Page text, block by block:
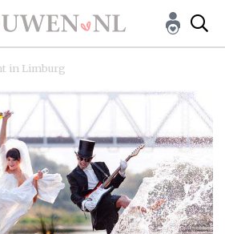
in Limburg